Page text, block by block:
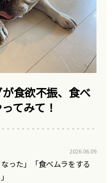
食欲不振、食べ
てみて！
2026.06.09
った」「食べムラをする